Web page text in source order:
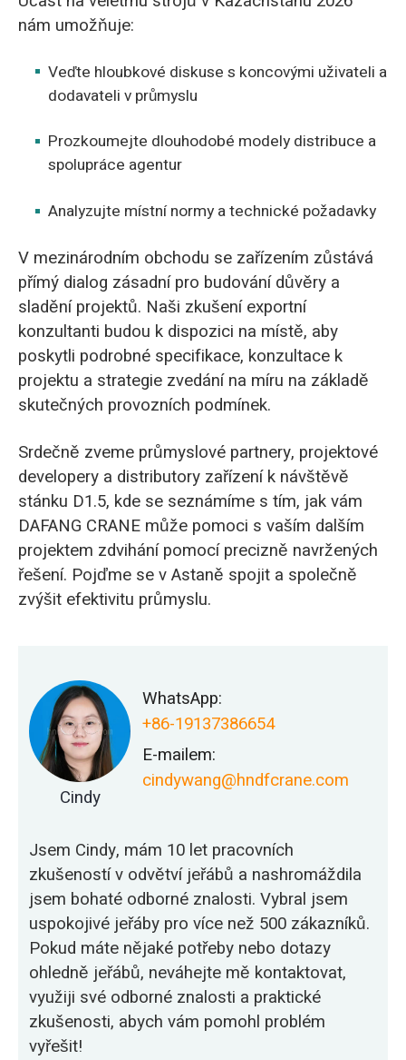
nám umožňuje:
Veďte hloubkové diskuse s koncovými uživateli a
dodavateli v průmyslu
Prozkoumejte dlouhodobé modely distribuce a
spolupráce agentur
Analyzujte místní normy a technické požadavky
V mezinárodním obchodu se zařízením zůstává
přímý dialog zásadní pro budování důvěry a
sladění projektů. Naši zkušení exportní
konzultanti budou k dispozici na místě, aby
poskytli podrobné specifikace, konzultace k
projektu a strategie zvedání na míru na základě
skutečných provozních podmínek.
Srdečně zveme průmyslové partnery, projektové
developery a distributory zařízení k návštěvě
stánku D1.5, kde se seznámíme s tím, jak vám
DAFANG CRANE může pomoci s vaším dalším
projektem zdvihání pomocí precizně navržených
řešení. Pojďme se v Astaně spojit a společně
zvýšit efektivitu průmyslu.
Cindy
WhatsApp:
+86-19137386654
E-mailem:
cindywang@hndfcrane.com
Jsem Cindy, mám 10 let pracovních
zkušeností v odvětví jeřábů a nashromáždila
jsem bohaté odborné znalosti. Vybral jsem
uspokojivé jeřáby pro více než 500 zákazníků.
Pokud máte nějaké potřeby nebo dotazy
ohledně jeřábů, neváhejte mě kontaktovat,
využiji své odborné znalosti a praktické
zkušenosti, abych vám pomohl problém
vyřešit!